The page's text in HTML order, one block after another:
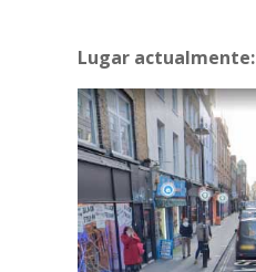
Lugar actualmente: